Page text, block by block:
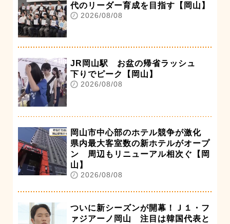
代のリーダー育成を目指す【岡山】
2026/08/08
JR岡山駅 お盆の帰省ラッシュ
下りでピーク【岡山】
2026/08/08
岡山市中心部のホテル競争が激化
県内最大客室数の新ホテルがオープ
ン 周辺もリニューアル相次ぐ【岡
山】
2026/08/08
ついに新シーズンが開幕！Ｊ１・フ
ァジアーノ岡山 注目は韓国代表と